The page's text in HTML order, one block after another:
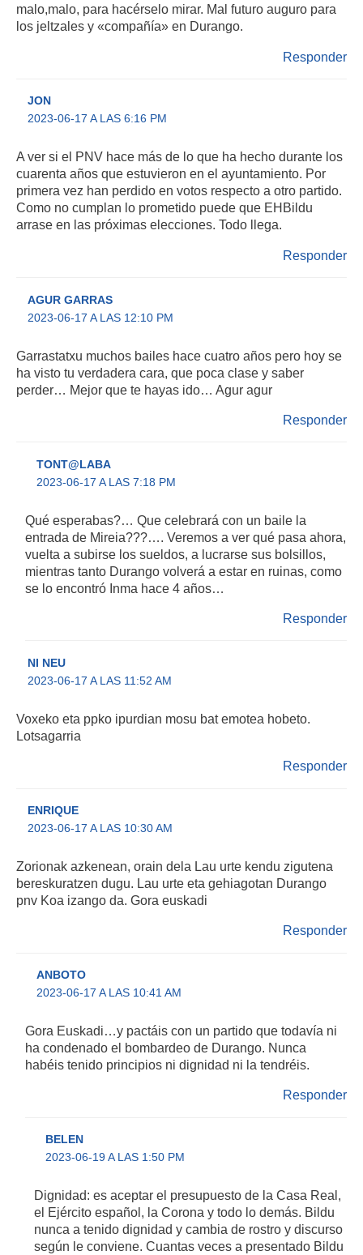
malo,malo, para hacérselo mirar. Mal futuro auguro para
los jeltzales y «compañía» en Durango.
Responder
JON
2023-06-17 A LAS 6:16 PM
A ver si el PNV hace más de lo que ha hecho durante los
cuarenta años que estuvieron en el ayuntamiento. Por
primera vez han perdido en votos respecto a otro partido.
Como no cumplan lo prometido puede que EHBildu
arrase en las próximas elecciones. Todo llega.
Responder
AGUR GARRAS
2023-06-17 A LAS 12:10 PM
Garrastatxu muchos bailes hace cuatro años pero hoy se
ha visto tu verdadera cara, que poca clase y saber
perder… Mejor que te hayas ido… Agur agur
Responder
TONT@LABA
2023-06-17 A LAS 7:18 PM
Qué esperabas?… Que celebrará con un baile la
entrada de Mireia???…. Veremos a ver qué pasa ahora,
vuelta a subirse los sueldos, a lucrarse sus bolsillos,
mientras tanto Durango volverá a estar en ruinas, como
se lo encontró Inma hace 4 años…
Responder
NI NEU
2023-06-17 A LAS 11:52 AM
Voxeko eta ppko ipurdian mosu bat emotea hobeto.
Lotsagarria
Responder
ENRIQUE
2023-06-17 A LAS 10:30 AM
Zorionak azkenean, orain dela Lau urte kendu zigutena
bereskuratzen dugu. Lau urte eta gehiagotan Durango
pnv Koa izango da. Gora euskadi
Responder
ANBOTO
2023-06-17 A LAS 10:41 AM
Gora Euskadi…y pactáis con un partido que todavía ni
ha condenado el bombardeo de Durango. Nunca
habéis tenido principios ni dignidad ni la tendréis.
Responder
BELEN
2023-06-19 A LAS 1:50 PM
Dignidad: es aceptar el presupuesto de la Casa Real,
el Ejército español, la Corona y todo lo demás. Bildu
nunca a tenido dignidad y cambia de rostro y discurso
según le conviene. Cuantas veces a presentado Bildu